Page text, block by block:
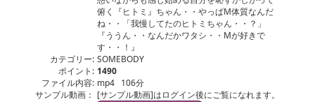
俯く『ヒトミ』ちゃん・・やっぱM体質なんだ
ね・・「我慢してたのヒトミちゃん・・？」
『ううん・・なんだかワタシ・・Mが好きで
す・・！』
カテゴリー: SOMEBODY
ポイント: 1490
ファイル内容: mp4 106分
サンプル動画： [サンプル動画]はログイン後にご覧になれます。